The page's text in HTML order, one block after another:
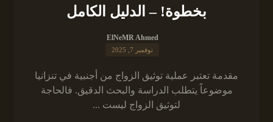
بخطوة! – الدليل الكامل
ElNeMR Ahmed
نوفمبر 7, 2025
مقدمة تعتبر عملية توثيق الزواج من أجنبية في تنزانيا
موضوعاً يتطلب الدراسة والبحث الدقيق. فالحاجة
لتوثيق الزواج ليست ...